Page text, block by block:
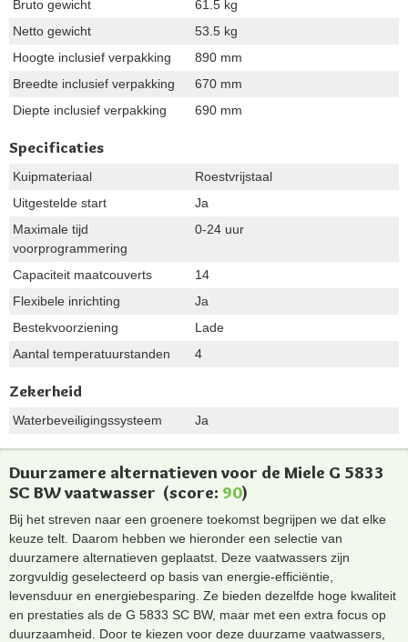
Bruto gewicht
61.5 kg
Netto gewicht
53.5 kg
Hoogte inclusief verpakking
890 mm
Breedte inclusief verpakking
670 mm
Diepte inclusief verpakking
690 mm
Specificaties
Kuipmateriaal
Roestvrijstaal
Uitgestelde start
Ja
Maximale tijd
voorprogrammering
0-24 uur
Capaciteit maatcouverts
14
Flexibele inrichting
Ja
Bestekvoorziening
Lade
Aantal temperatuurstanden
4
Zekerheid
Waterbeveiligingssysteem Ja
Duurzamere alternatieven voor de Miele G 5833
SC BW vaatwasser (score: 90)
Bij het streven naar een groenere toekomst begrijpen we dat elke
keuze telt. Daarom hebben we hieronder een selectie van
duurzamere alternatieven geplaatst. Deze vaatwassers zijn
zorgvuldig geselecteerd op basis van energie-efficiëntie,
levensduur en energiebesparing. Ze bieden dezelfde hoge kwaliteit
en prestaties als de G 5833 SC BW, maar met een extra focus op
duurzaamheid. Door te kiezen voor deze duurzame vaatwassers,